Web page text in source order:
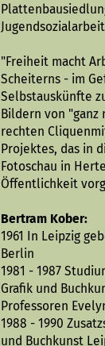
"Freiheit macht
Scheiterns - im
Selbstauskünfte
Bildern von "ganz
rechten
Projektes, das in
Fotoschau in
Öffentlichkeit
Bertram Kober:
1961 In Leipzig
Berlin
1981 - 1987
Grafik und
Professoren
1988 - 1990
und Buchkunst